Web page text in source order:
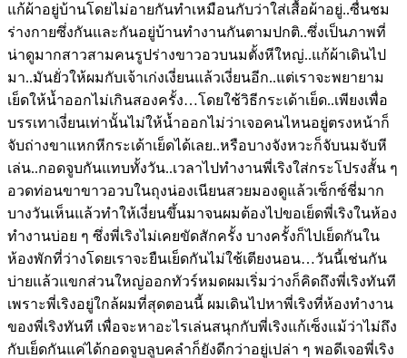
แก้ผ้าอยู่บ้านโดยไม่อายกันทำเหมือนกับว่าใส่เสื้อผ้าอยู่..ซื่นชม
ร่างกายซึ่งกันและกันอยู่บ้านทำงานกันตามปกติ..ซึ่งเป็นภาพที่
น่าดูมากสาวสามคนรูปร่างขาวอวบนมตั้งหีใหญ่..แก้ผ้าเดินไป
มา..มันยั่วให้ผมกับเจ้าเก่งเงี่ยนแล้วเงี่ยนอีก..แต่เราจะพยายาม
เย็ดให้น้ำออกไม่เกินสองครั้ง…โดยใช้วิธีกระเด้าเย็ด..เพียงเพื่อ
บรรเทาเงี่ยนเท่านั้นไม่ให้น้ำออกไม่ว่าเจอคนไหนอยู่ตรงหน้าก็
จับถ่างขาแหกหีกระเด้าเย็ดได้เลย..หรือบางจังหวะก็จับนมจับหี
เล่น..กอดจูบกันแทบทั้งวัน..เวลาไปทำงานพี่เริงใส่กระโปรงสั้น ๆ
อวดท่อนขาขาวอวบในถุงน่องเนียนสวยมองดูแล้วเซ็กซ์ชี่มาก
บางวันเห็นแล้วทำให้เงี่ยนขึ้นมาจนผมต้องไปขอเย็ดพี่เริงในห้อง
ทำงานบ่อย ๆ ซึ่งพี่เริงไม่เคยขัดสักครั้ง บางครั้งก็ไปเย็ดกันใน
ห้องพักที่ว่างโดยเราจะยืนเย็ดกันไม่ใช้เตียงนอน…วันนี้เช่นกัน
บ่ายแล้วแขกส่วนใหญ่ออกทัวร์หมดผมเริ่มว่างก็คิดถึงพี่เริงทันที
เพราะพี่เริงอยู่ใกล้ผมที่สุดตอนนี้ ผมเดินไปหาพี่เริงที่ห้องทำงาน
ของพี่เริงทันที เพื่อจะหาอะไรเล่นสนุกกับพี่เริงแก้เซ็งแม้ว่าไม่ถึง
กับเย็ดกันแค่ได้กอดจูบลูบคลำก็ยังดีกว่าอยู่เปล่า ๆ พอดีเจอพี่เริง